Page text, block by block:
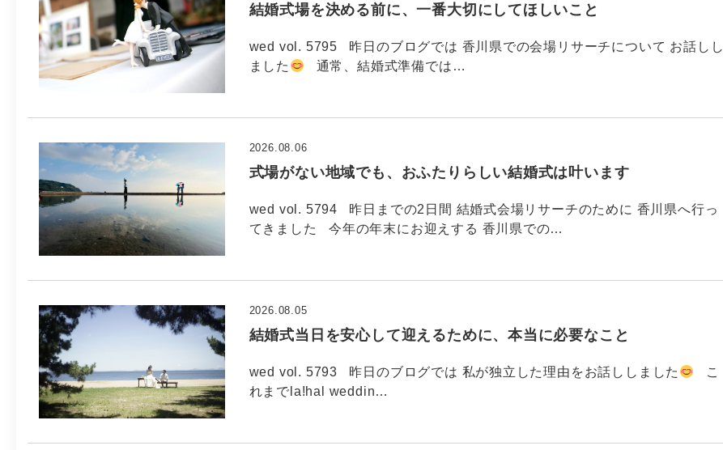
結婚式場を決める前に、一番大切にしてほしいこと
wed vol. 5795 昨日のブログでは 香川県での会場リサーチについて お話しし
ました
通常、結婚式準備では…
式場がない地域でも、おふたりらしい結婚式は叶います
2026.08.06
wed vol. 5794 昨日までの2日間 結婚式会場リサーチのために 香川県へ行っ
てきました 今年の年末にお迎えする 香川県での…
結婚式当日を安心して迎えるために、本当に必要なこと
2026.08.05
wed vol. 5793 昨日のブログでは 私が独立した理由をお話ししました
こ
れまでla!hal weddin…